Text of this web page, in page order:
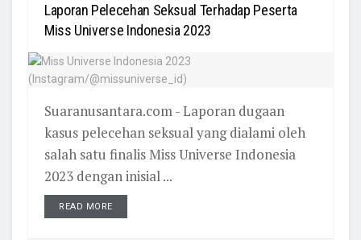
Laporan Pelecehan Seksual Terhadap Peserta
Miss Universe Indonesia 2023
Suaranusantara.com - Laporan dugaan
kasus pelecehan seksual yang dialami oleh
salah satu finalis Miss Universe Indonesia
2023 dengan inisial ...
READ MORE